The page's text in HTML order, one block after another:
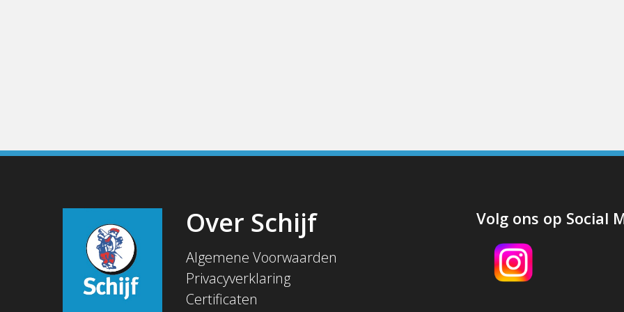
Over Schijf
Algemene Voorwaarden
Privacyverklaring
Certificaten
Volg ons op Social